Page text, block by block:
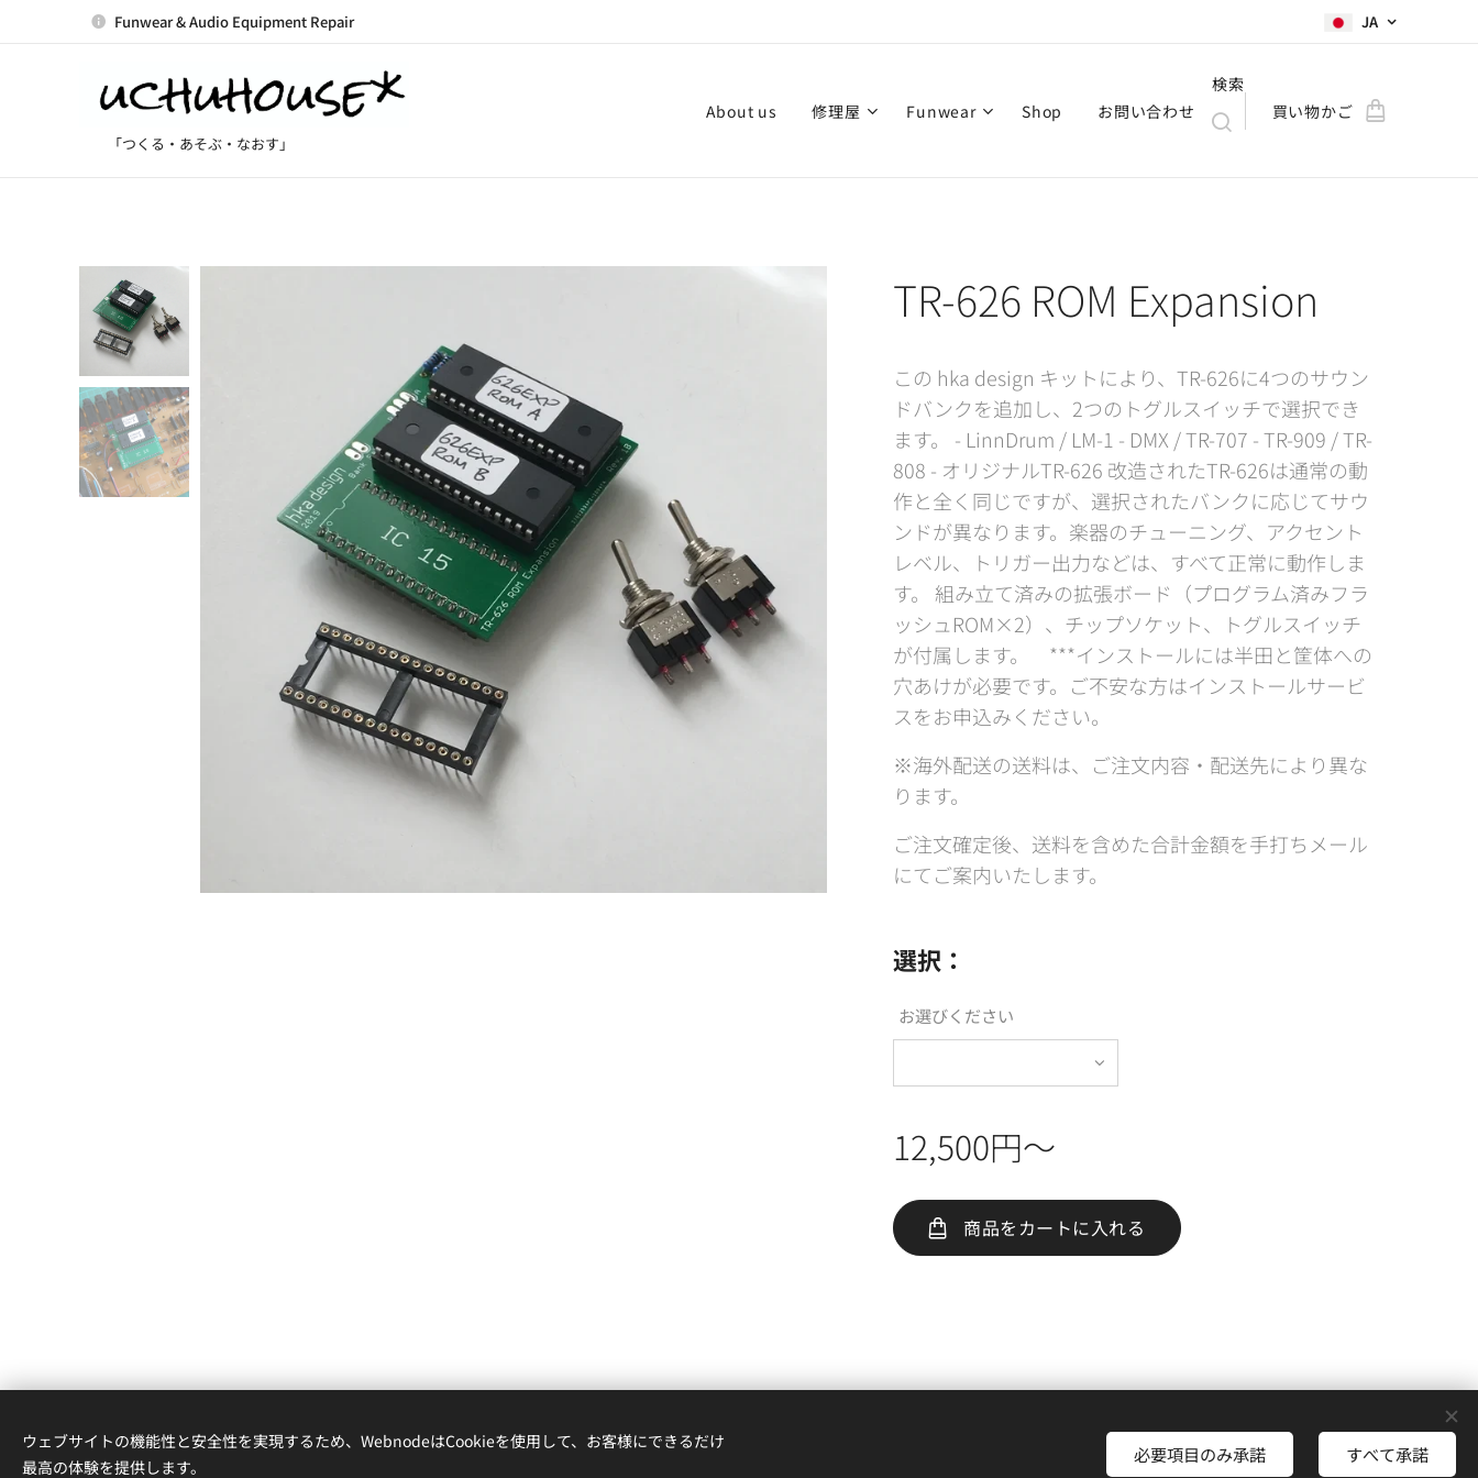
Funwear & Audio Equipment Repair JA
「つくる・あそぶ・なおす」
About us 修理屋 Funwear Shop お問い合わせ
検索
買い物かご
TR-626 ROM Expansion
この hka design キットにより、TR-626に4つのサウン
ドバンクを追加し、2つのトグルスイッチで選択でき
ます。 - LinnDrum / LM-1 - DMX / TR-707 - TR-909 / TR-
808 - オリジナルTR-626 改造されたTR-626は通常の動
作と全く同じですが、選択されたバンクに応じてサウ
ンドが異なります。楽器のチューニング、アクセント
レベル、トリガー出力などは、すべて正常に動作しま
す。 組み立て済みの拡張ボード（プログラム済みフラ
ッシュROM×2）、チップソケット、トグルスイッチ
が付属します。 ***インストールには半田と筐体への
穴あけが必要です。ご不安な方はインストールサービ
スをお申込みください。
※海外配送の送料は、ご注文内容・配送先により異な
ります。
ご注文確定後、送料を含めた合計金額を手打ちメール
にてご案内いたします。
選択：
お選びください
12,500円〜
商品をカートに入れる
利用規約／特定商取引法／お問合わせ／送料・配送について／返品やキャンセルについて
Copyright (C) 2025 UCHUHOUSE. All Rights Reserved.
日本語
English
ウェブサイトの機能性と安全性を実現するため、WebnodeはCookieを使用して、お客様にできるだけ
最高の体験を提供します。
必要項目のみ承諾 すべて承諾